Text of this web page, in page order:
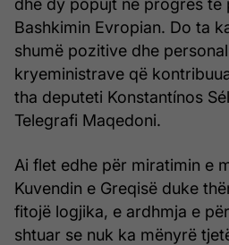
dhe dy popujt në progres të
Bashkimin Evropian. Do ta
shumë pozitive dhe
kryeministrave që
tha deputeti Konstantínos
Telegrafi Maqedoni.
Ai flet edhe për miratimin e
Kuvendin e Greqisë duke
fitojë logjika, e ardhmja e
shtuar se nuk ka mënyrë